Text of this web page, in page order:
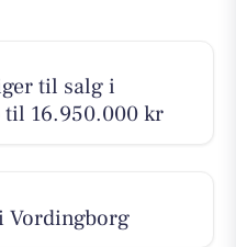
til salg i
16.950.000 kr
Vordingborg